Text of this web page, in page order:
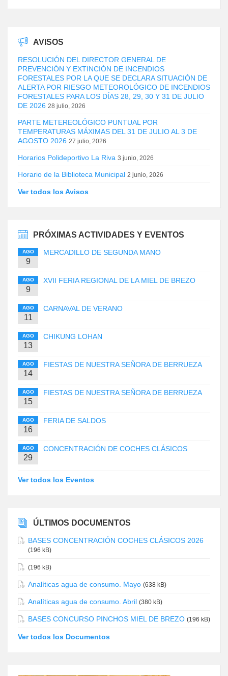
AVISOS
RESOLUCIÓN DEL DIRECTOR GENERAL DE
PREVENCIÓN Y EXTINCIÓN DE INCENDIOS
FORESTALES POR LA QUE SE DECLARA SITUACIÓN DE
ALERTA POR RIESGO METEOROLÓGICO DE INCENDIOS
FORESTALES PARA LOS DÍAS 28, 29, 30 Y 31 DE JULIO
DE 2026 28 julio, 2026
PARTE METEREOLÓGICO PUNTUAL POR
TEMPERATURAS MÁXIMAS DEL 31 DE JULIO AL 3 DE
AGOSTO 2026 27 julio, 2026
Horarios Polideportivo La Riva 3 junio, 2026
Horario de la Biblioteca Municipal 2 junio, 2026
Ver todos los Avisos
PRÓXIMAS ACTIVIDADES Y EVENTOS
AGO
9
MERCADILLO DE SEGUNDA MANO
AGO
9
XVII FERIA REGIONAL DE LA MIEL DE BREZO
AGO
11
CARNAVAL DE VERANO
AGO
13
CHIKUNG LOHAN
AGO
14
FIESTAS DE NUESTRA SEÑORA DE BERRUEZA
AGO
15
FIESTAS DE NUESTRA SEÑORA DE BERRUEZA
AGO
16
FERIA DE SALDOS
AGO
29
CONCENTRACIÓN DE COCHES CLÁSICOS
Ver todos los Eventos
ÚLTIMOS DOCUMENTOS
BASES CONCENTRACIÓN COCHES CLÁSICOS 2026
(196 kB)
(196 kB)
Analíticas agua de consumo. Mayo (638 kB)
Analíticas agua de consumo. Abril (380 kB)
BASES CONCURSO PINCHOS MIEL DE BREZO (196 kB)
Ver todos los Documentos